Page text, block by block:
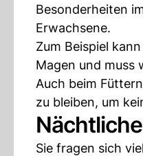
Besonderheiten
Erwachsene.
Zum Beispiel
Magen und muss
Auch beim
zu bleiben, um
Sie fragen sich